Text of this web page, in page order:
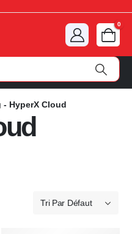
0
- HyperX Cloud